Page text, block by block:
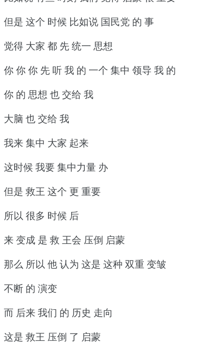
但是 这个 时候 比如说 国民党 的 事
觉得 大家 都 先 统一 思想
你 你 你 先 听 我 的 一个 集中 领导 我 的
你 的 思想 也 交给 我
大脑 也 交给 我
我来 集中 大家 起来
这时候 我要 集中力量 办
但是 救王 这个 更 重要
所以 很多 时候 后
来 变成 是 救 王会 压倒 启蒙
那么 所以 他 认为 这是 这种 双重 变皱
不断 的 演变
而 后来 我们 的 历史 走向
这是 救王 压倒 了 启蒙